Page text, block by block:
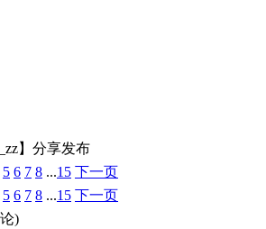
】分享发布
5 6 7 8 ...15 下一页
5 6 7 8 ...15 下一页
)